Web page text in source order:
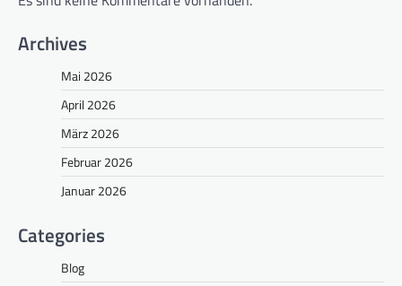
Archives
Mai 2026
April 2026
März 2026
Februar 2026
Januar 2026
Categories
Blog